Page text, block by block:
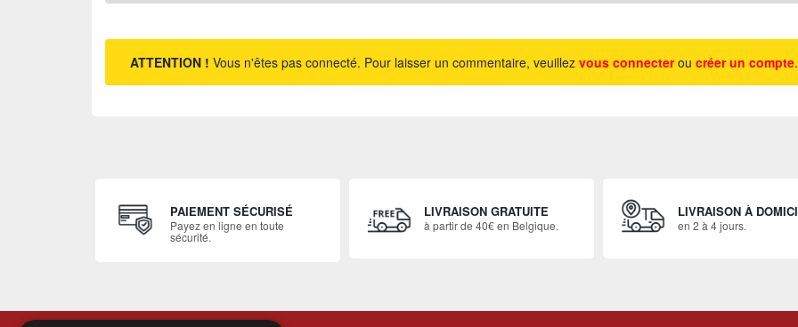
ATTENTION ! Vous n'êtes pas connecté. Pour laisser un commentaire, veuillez vous connecterou créer un compte.
PAIEMENT SÉCURISÉ
Payez en ligne en toute
sécurité.
LIVRAISON GRATUITE
à partir de 40€ en Belgique.
LIVRAISON À
en 2 à 4 jours.